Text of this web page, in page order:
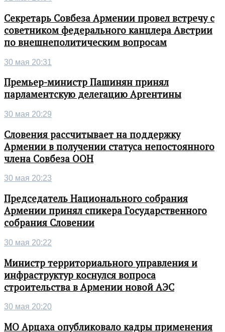
Секретарь Совбеза Армении провел встречу с
советником федерального канцлера Австрии
по внешнеполитическим вопросам
30 мая 20:31
Премьер-министр Пашинян принял
парламентскую делегацию Аргентины
30 мая 20:29
Словения рассчитывает на поддержку
Армении в получении статуса непостоянного
члена Совбеза ООН
30 мая 20:23
Председатель Национального собрания
Армении принял спикера Государственного
собрания Словении
30 мая 20:22
Министр территориального управления и
инфраструктур коснулся вопроса
строительства в Армении новой АЭС
30 мая 20:20
МО Арцаха опубликовало кадры применения